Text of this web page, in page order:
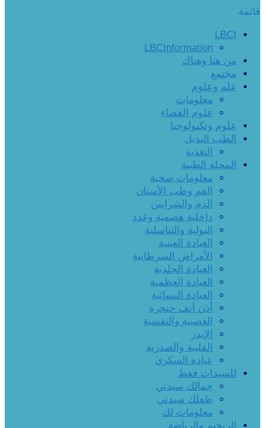
قائمة
LBCI
LBCInformation
من هنا وهناك
مجتمع
علم وعلوم
معلومات
علوم الفضاء
علوم وتكنولوجيا
الطب البديل
التغذية
المجلة الطبية
معلومات صحية
الفم وطب الأسنان
الدم والشرايين
داخلية هضمية وغدد
البولية والتناسلية
العيادة العينية
الأمراض السرطانية
العيادة الجلدية
العيادة العظمية
العيادة النسائية
أذن أنف حنجرة
العصبية والنفسية
الإيدز
القلبية والصدرية
عيادة السكري
للسيدات فقط
جمالك سيدتي
طفلك سيدتي
معلومات لك
الريجيم والرياضة